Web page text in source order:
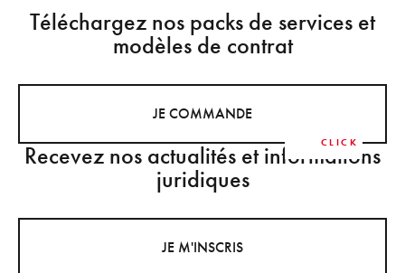
Recevez nos actualités et informations
juridiques
JE M'INSCRIS
Téléchargez nos packs de services et
modèles de contrat
JE COMMANDE